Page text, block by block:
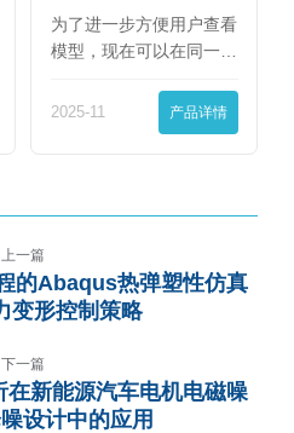
篇】
为了进一步方便用户查看
模型，现在可以在同一
2025-11 产品详情
上一篇
的Abaqus热弹塑性仿真
变形控制策略
下一篇
新能源汽车电机电磁噪
设计中的应用